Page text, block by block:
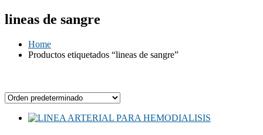
lineas de sangre
Home
Productos etiquetados “lineas de sangre”